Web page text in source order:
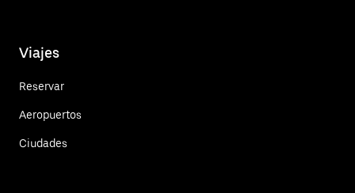
Viajes
Reservar
Aeropuertos
Ciudades